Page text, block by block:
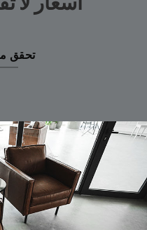
أسعار لا
تحقق من